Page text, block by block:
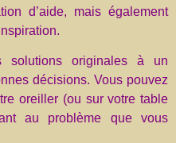
d’aide, mais également
solutions originales à un
décisions. Vous pouvez
oreiller (ou sur votre table
au problème que vous